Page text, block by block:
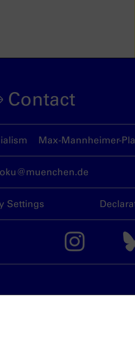
Contact
Max-Mannheimer-
Settings
The